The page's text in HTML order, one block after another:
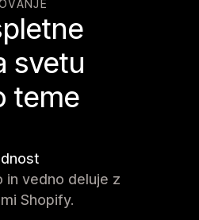
svetu
teme
in vedno deluje z
Shopify.